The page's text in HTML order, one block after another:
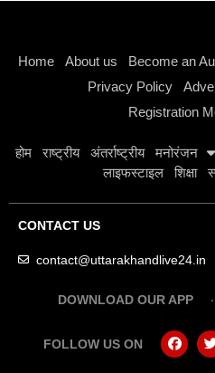
Home About us Become an
Privacy Policy
Registration
होम राष्ट्रीय अंतर्राष्ट्रीय मनोरंजन
लाइफस्टाइल
शिक्षा
CONTACT US
contact@uttarakhandlive24.in
DOWNLOAD OUR APP
FOLLOW US ON